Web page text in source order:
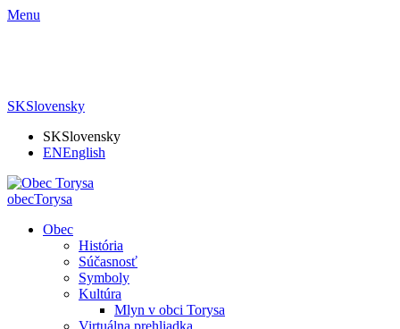
Menu
SKSlovensky
SKSlovensky
ENEnglish
obecTorysa
Obec
História
Súčasnosť
Symboly
Kultúra
Mlyn v obci Torysa
Virtuálna prehliadka